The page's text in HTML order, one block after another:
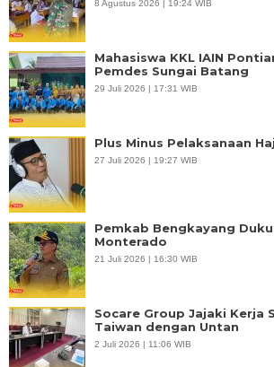
8 Agustus 2026 | 19:24 WIB
Mahasiswa KKL IAIN
Pemdes Sungai Batang
29 Juli 2026 | 17:31 WIB
Plus Minus Pelaksanaan
27 Juli 2026 | 19:27 WIB
Pemkab Bengkayang
Monterado
21 Juli 2026 | 16:30 WIB
Socare Group Jajaki Kerja
Taiwan dengan Untan
2 Juli 2026 | 11:06 WIB